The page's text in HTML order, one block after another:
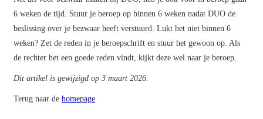
6 weken de tijd. Stuur je beroep op binnen 6 weken nadat DUO de
beslissing over je bezwaar heeft verstuurd. Lukt het niet binnen 6
weken? Zet de reden in je beroepschrift en stuur het gewoon op. Als
de rechter het een goede reden vindt, kijkt deze wel naar je beroep.
Dit artikel is gewijzigd op 3 maart 2026.
Terug naar de homepage